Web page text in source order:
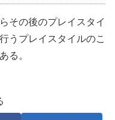
その後のプレイスタイ
うプレイスタイルのこ
る。